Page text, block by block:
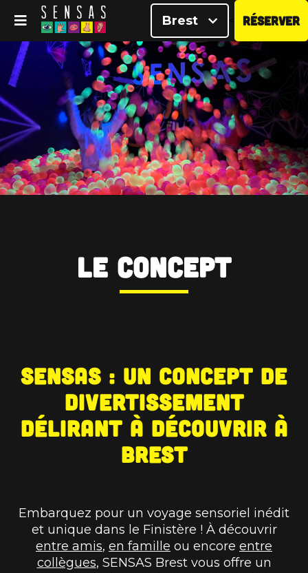
Brest RÉSERVER
Le Concept
SENSAS : un concept de
divertissement
délirant à découvrir à
Brest
Embarquez pour un voyage sensoriel inédit
et unique dans le Finistère ! À découvrir
entre amis, en famille ou encore entre
collègues, SENSAS Brest vous offre un